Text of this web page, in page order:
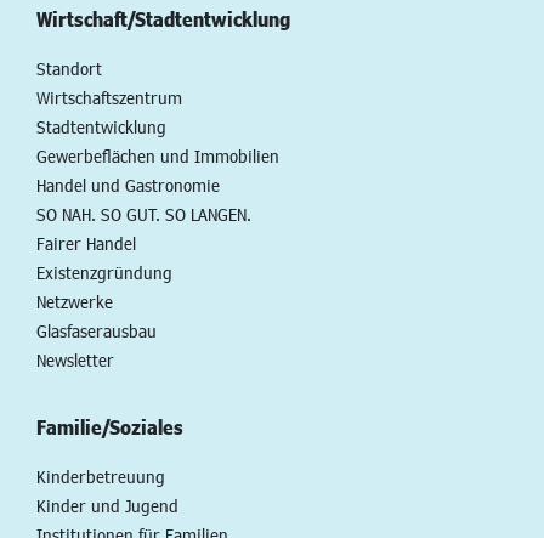
Wirtschaft/Stadtentwicklung
Standort
Wirtschaftszentrum
Stadtentwicklung
Gewerbeflächen und Immobilien
Handel und Gastronomie
SO NAH. SO GUT. SO LANGEN.
Fairer Handel
Existenzgründung
Netzwerke
Glasfaserausbau
Newsletter
Familie/Soziales
Kinderbetreuung
Kinder und Jugend